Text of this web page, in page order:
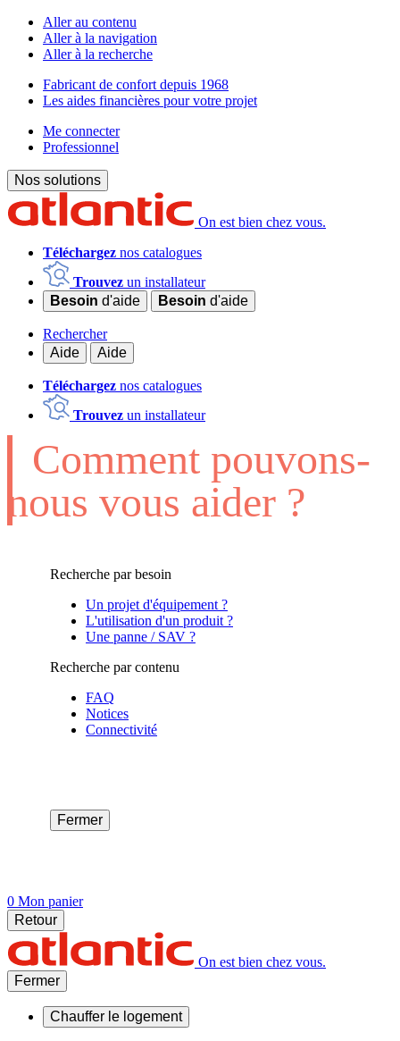
Aller au contenu
Aller à la navigation
Aller à la recherche
Fabricant de confort depuis 1968
Les aides financières pour votre projet
Me connecter
Professionnel
Nos solutions
On est bien chez vous.
Téléchargez nos catalogues
Trouvez un installateur
Besoin d'aide Besoin d'aide
Rechercher
Aide
Aide
Téléchargez nos catalogues
Trouvez un installateur
Comment pouvons-
nous vous aider ?
Recherche par besoin
Un projet d'équipement ?
L'utilisation d'un produit ?
Une panne / SAV ?
Recherche par contenu
FAQ
Notices
Connectivité
Fermer
0 Mon panier
Retour
On est bien chez vous.
Fermer
Chauffer le logement